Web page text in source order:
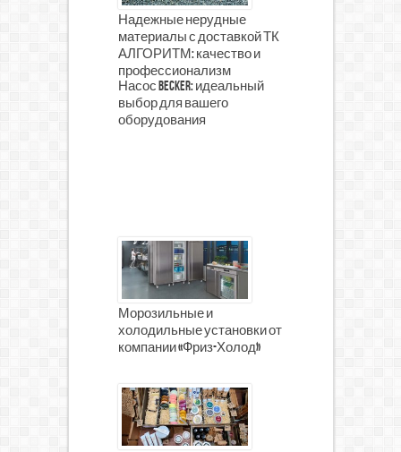
Надежные нерудные
материалы с доставкой ТК
АЛГОРИТМ: качество и
профессионализм
Насос Becker: идеальный
выбор для вашего
оборудования
Морозильные и
холодильные установки от
компании «Фриз-Холод»